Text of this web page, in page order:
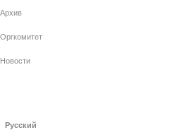
Архив
Оргкомитет
Новости
Русский